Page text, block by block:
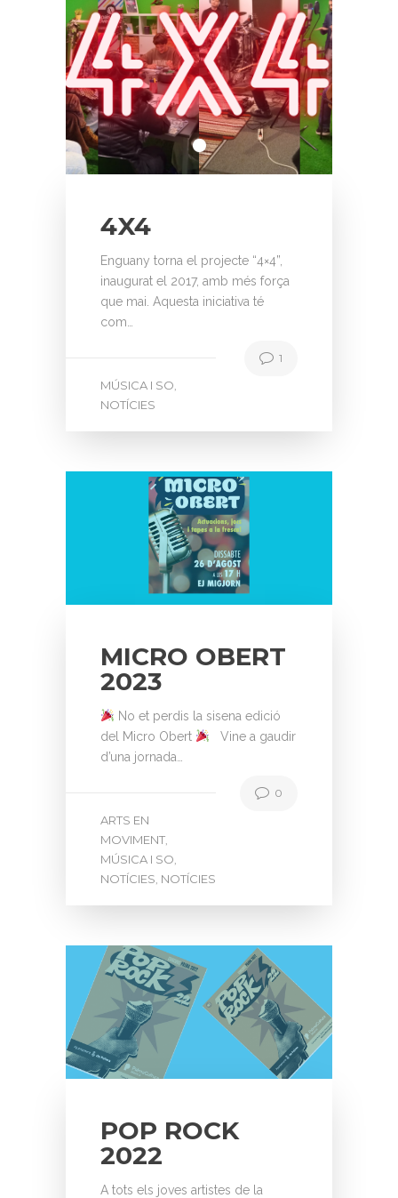
4X4
Enguany torna el projecte “4×4”,
inaugurat el 2017, amb més força
que mai. Aquesta iniciativa té
com…
MÚSICA I SO,
NOTÍCIES
1
MICRO OBERT
2023
No et perdis la sisena edició
del Micro Obert
Vine a gaudir
d’una jornada…
ARTS EN
MOVIMENT,
MÚSICA I SO,
NOTÍCIES, NOTÍCIES
0
POP ROCK
2022
A tots els joves artistes de la